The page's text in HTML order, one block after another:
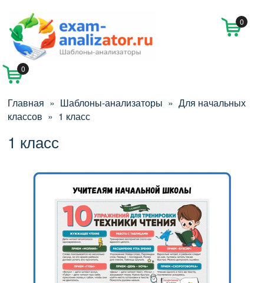
0
0
Главная » Шаблоны-анализаторы » Для начальных
классов » 1 класс
1 класс